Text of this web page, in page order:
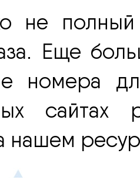
не полный
Еще
номера
сайтах
нашем